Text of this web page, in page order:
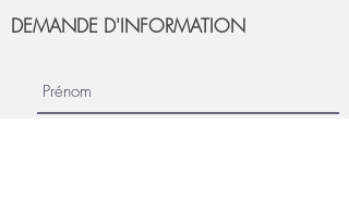
DEMANDE D'INFORMATION